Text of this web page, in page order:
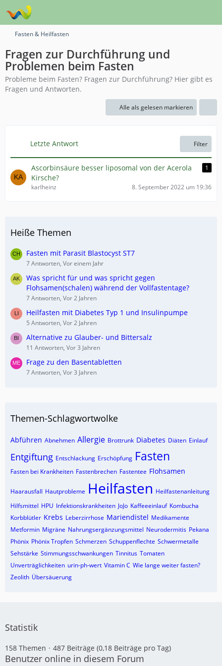
Fasten & Heilfasten
Fragen zur Durchführung und
Problemen beim Fasten
Probleme beim Fasten? Fragen zur Durchführung? Hier gibt es
Fragen und Antworten.
Alle als gelesen markieren
Letzte Antwort Filter
Ascorbinsäure besser liposomal von der Acerola
Kirsche?
1
karlheinz 8. September 2022 um 19:36
Heiße Themen
Fasten mit Parasit Blastocyst ST7
7 Antworten, Vor einem Jahr
Was spricht für und was spricht gegen
Flohsamen(schalen) während der Vollfastentage?
7 Antworten, Vor 2 Jahren
Heilfasten mit Diabetes Typ 1 und Insulinpumpe
5 Antworten, Vor 2 Jahren
Alternative zu Glauber- und Bittersalz
11 Antworten, Vor 3 Jahren
Frage zu den Basentabletten
7 Antworten, Vor 3 Jahren
Themen-Schlagwortwolke
Abführen Abnehmen Allergie Brottrunk Diabetes Diäten Einlauf
Entgiftung Entschlackung Erschöpfung Fasten
Fasten bei Krankheiten Fastenbrechen Fastentee Flohsamen
Haarausfall Hautprobleme Heilfasten Heilfastenanleitung
Hilfsmittel HPU Infektionskrankheiten JoJo Kaffeeeinlauf Kombucha
Korbblütler Krebs Leberzirrhose Mariendistel Medikamente
Metformin Migräne Nahrungsergänzungsmittel Neurodermitis Pekana
Phönix Phönix Tropfen Schmerzen Schuppenflechte Schwermetalle
Sehstärke Stimmungsschwankungen Tinnitus Tomaten
Unverträglichkeiten urin-ph-wert Vitamin C Wie lange weiter fasten?
Zeolith Übersäuerung
Statistik
158 Themen 487 Beiträge (0,18 Beiträge pro Tag)
Benutzer online in diesem Forum